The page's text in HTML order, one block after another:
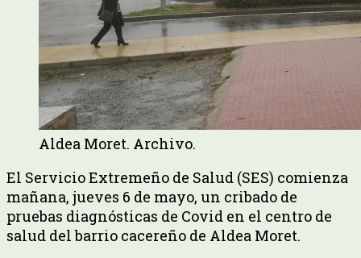
Aldea Moret. Archivo.
El Servicio Extremeño de Salud (SES) comienza
mañana, jueves 6 de mayo, un cribado de
pruebas diagnósticas de Covid en el centro de
salud del barrio cacereño de Aldea Moret.